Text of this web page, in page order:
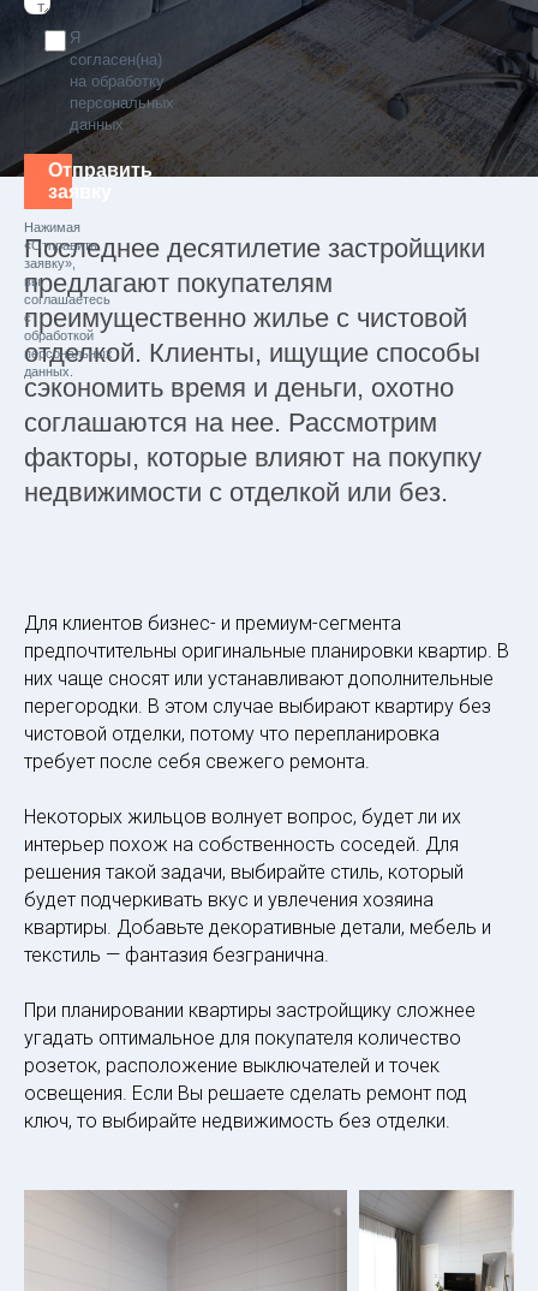
Я
согласен(на)
на обработку
персональных
данных
Отправить
заявку
Нажимая
«Отправить
заявку»,
вы
соглашаетесь
с
обработкой
персональных
данных.
Последнее десятилетие застройщики
предлагают покупателям
преимущественно жилье с чистовой
отделкой. Клиенты, ищущие способы
сэкономить время и деньги, охотно
соглашаются на нее. Рассмотрим
факторы, которые влияют на покупку
недвижимости с отделкой или без.
Для клиентов бизнес- и премиум-сегмента
предпочтительны оригинальные планировки квартир. В
них чаще сносят или устанавливают дополнительные
перегородки. В этом случае выбирают квартиру без
чистовой отделки, потому что перепланировка
требует после себя свежего ремонта.
Некоторых жильцов волнует вопрос, будет ли их
интерьер похож на собственность соседей. Для
решения такой задачи, выбирайте стиль, который
будет подчеркивать вкус и увлечения хозяина
квартиры. Добавьте декоративные детали, мебель и
текстиль — фантазия безгранична.
При планировании квартиры застройщику сложнее
угадать оптимальное для покупателя количество
розеток, расположение выключателей и точек
освещения. Если Вы решаете сделать ремонт под
ключ, то выбирайте недвижимость без отделки.